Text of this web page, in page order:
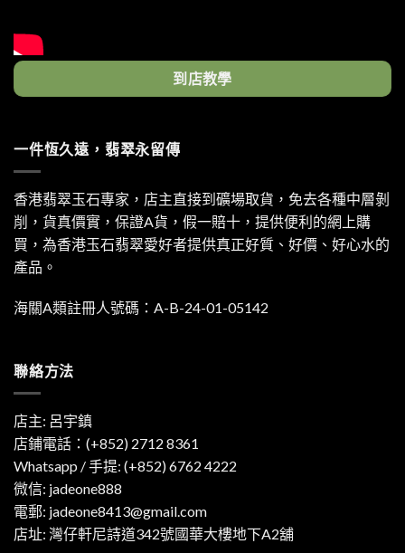
到店教學
一件恆久遠，翡翠永留傳
香港翡翠玉石專家，店主直接到礦場取貨，免去各種中層剝
削，貨真價實，保證A貨，假一賠十，提供便利的網上購
買，為香港玉石翡翠愛好者提供真正好質、好價、好心水的
產品。
海關A類註冊人號碼：A-B-24-01-05142
聯絡方法
店主: 呂宇鎮
店鋪電話：(+852) 2712 8361
Whatsapp / 手提: (+852) 6762 4222
微信: jadeone888
電郵: jadeone8413@gmail.com
店址: 灣仔軒尼詩道342號國華大樓地下A2舖